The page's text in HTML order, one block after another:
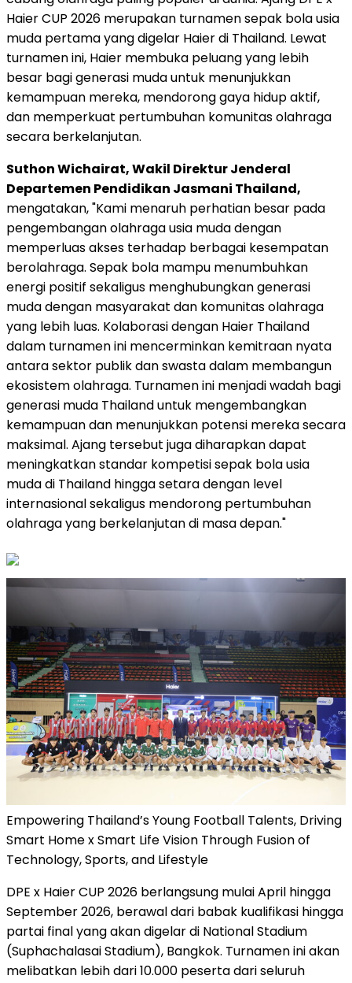
Haier CUP 2026 merupakan turnamen sepak bola usia
muda pertama yang digelar Haier di Thailand. Lewat
turnamen ini, Haier membuka peluang yang lebih
besar bagi generasi muda untuk menunjukkan
kemampuan mereka, mendorong gaya hidup aktif,
dan memperkuat pertumbuhan komunitas olahraga
secara berkelanjutan.
Suthon Wichairat, Wakil Direktur Jenderal
Departemen Pendidikan Jasmani Thailand,
mengatakan, "Kami menaruh perhatian besar pada
pengembangan olahraga usia muda dengan
memperluas akses terhadap berbagai kesempatan
berolahraga. Sepak bola mampu menumbuhkan
energi positif sekaligus menghubungkan generasi
muda dengan masyarakat dan komunitas olahraga
yang lebih luas. Kolaborasi dengan Haier Thailand
dalam turnamen ini mencerminkan kemitraan nyata
antara sektor publik dan swasta dalam membangun
ekosistem olahraga. Turnamen ini menjadi wadah bagi
generasi muda Thailand untuk mengembangkan
kemampuan dan menunjukkan potensi mereka secara
maksimal. Ajang tersebut juga diharapkan dapat
meningkatkan standar kompetisi sepak bola usia
muda di Thailand hingga setara dengan level
internasional sekaligus mendorong pertumbuhan
olahraga yang berkelanjutan di masa depan."
Empowering Thailand’s Young Football Talents, Driving
Smart Home x Smart Life Vision Through Fusion of
Technology, Sports, and Lifestyle
DPE x Haier CUP 2026 berlangsung mulai April hingga
September 2026, berawal dari babak kualifikasi hingga
partai final yang akan digelar di National Stadium
(Suphachalasai Stadium), Bangkok. Turnamen ini akan
melibatkan lebih dari 10.000 peserta dari seluruh